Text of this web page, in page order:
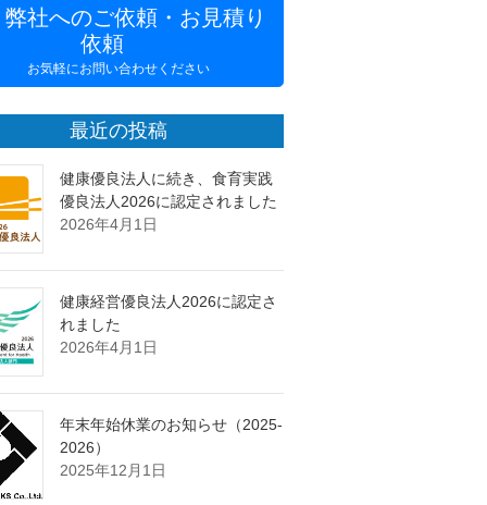
弊社へのご依頼・お見積り
依頼
お気軽にお問い合わせください
最近の投稿
健康優良法人に続き、食育実践
優良法人2026に認定されました
2026年4月1日
健康経営優良法人2026に認定さ
れました
2026年4月1日
年末年始休業のお知らせ（2025-
2026）
2025年12月1日